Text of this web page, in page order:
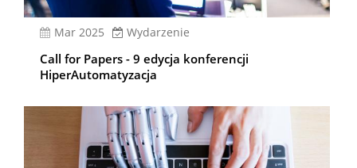
mar 2025 Wydarzenie
Call for Papers - 9 edycja konferencji
HiperAutomatyzacja